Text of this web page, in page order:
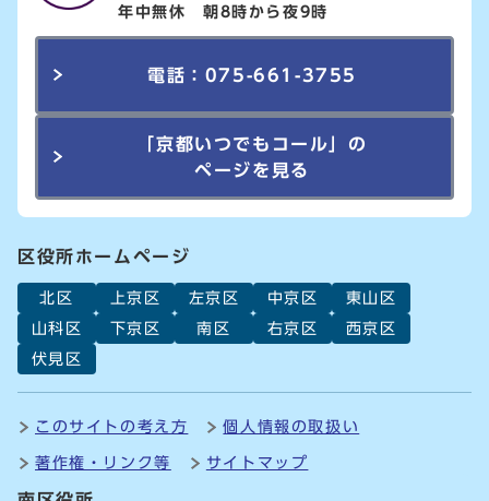
年中無休 朝8時から夜9時
電話：075-661-3755
「京都いつでもコール」の
ページを見る
区役所ホームページ
北区 上京区 左京区 中京区
東山区
山科区
下京区 南区 右京区
西京区
伏見区
このサイトの考え方 個人情報の取扱い
著作権・リンク等 サイトマップ